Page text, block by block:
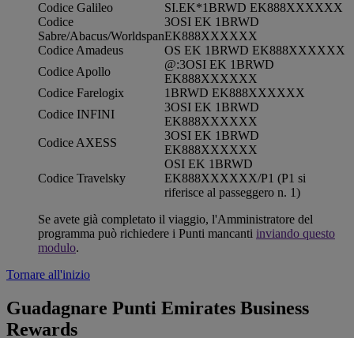
Codice Galileo
SI.EK*1BRWD EK888XXXXXX
Codice
Sabre/Abacus/Worldspan
3OSI EK 1BRWD
EK888XXXXXX
Codice Amadeus
OS EK 1BRWD EK888XXXXXX
Codice Apollo
@:3OSI EK 1BRWD
EK888XXXXXX
Codice Farelogix
1BRWD EK888XXXXXX
Codice INFINI
3OSI EK 1BRWD
EK888XXXXXX
Codice AXESS
3OSI EK 1BRWD
EK888XXXXXX
Codice Travelsky
OSI EK 1BRWD
EK888XXXXXX/P1 (P1 si
riferisce al passeggero n. 1)
Se avete già completato il viaggio, l'Amministratore del
programma può richiedere i Punti mancanti inviando questo
modulo.
Tornare all'inizio
Guadagnare Punti Emirates Business
Rewards